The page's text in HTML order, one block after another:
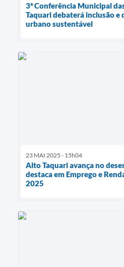
3ª Conferência Municipal
Taquari debaterá inclusão
urbano sustentável
23 MAI 2025 - 15h04
Alto Taquari avança no
destaca em Emprego e
2025